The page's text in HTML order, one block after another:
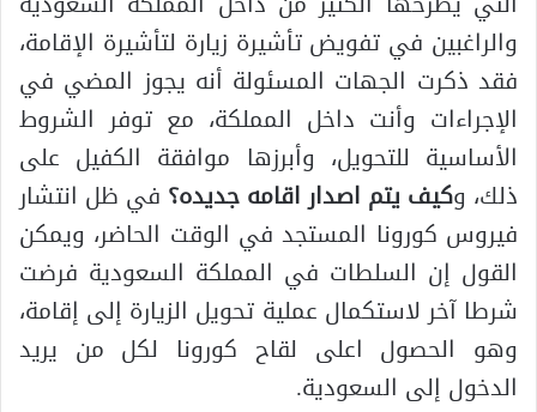
والراغبين في تفويض تأشيرة زيارة لتأشيرة الإقامة،
فقد ذكرت الجهات المسئولة أنه يجوز المضي في
الإجراءات وأنت داخل المملكة، مع توفر الشروط
الأساسية للتحويل، وأبرزها موافقة الكفيل على
ذلك، وكيف يتم اصدار اقامه جديده؟ في ظل انتشار
فيروس كورونا المستجد في الوقت الحاضر، ويمكن
القول إن السلطات في المملكة السعودية فرضت
شرطا آخر لاستكمال عملية تحويل الزيارة إلى إقامة،
وهو الحصول اعلى لقاح كورونا لكل من يريد
الدخول إلى السعودية.